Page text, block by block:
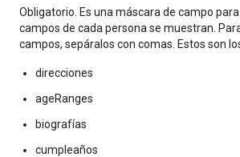
Obligatorio. Es una máscara de campo
campos de cada persona se muestran.
campos, sepáralos con comas. Estos son
direcciones
ageRanges
biografías
cumpleaños